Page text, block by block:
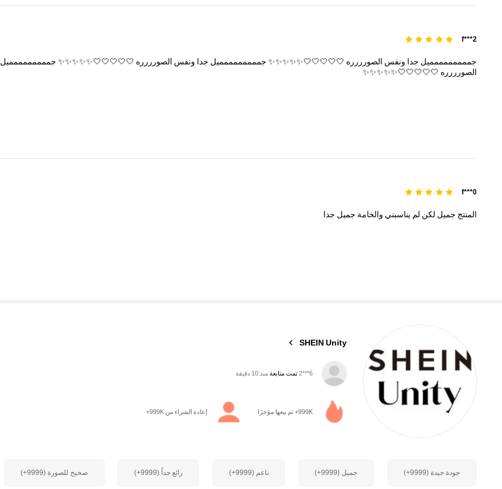
f***2
جممممممممميل جدا ونفس الصورررره 🤍🤍🤍🤍🤍✨✨✨✨✨ جممممممممميل جدا ونفس الصورررره 🤍🤍🤍🤍🤍✨✨✨✨✨ جممممممممميل
الصورررره 🤍🤍🤍🤍🤍✨✨✨✨✨
f***0
المنتج جميل لكن لم يناسبني والخامة جميل جدا
SHEIN Unity
s***qتتصفح
999K+ تم بيعها مؤخرًا إعادة الشراء من 999K+
جودة جيدة (9999+) جميل (9999+) ناعم (9999+) رائع جداً (9999+) صحيح للصورة (9999+)